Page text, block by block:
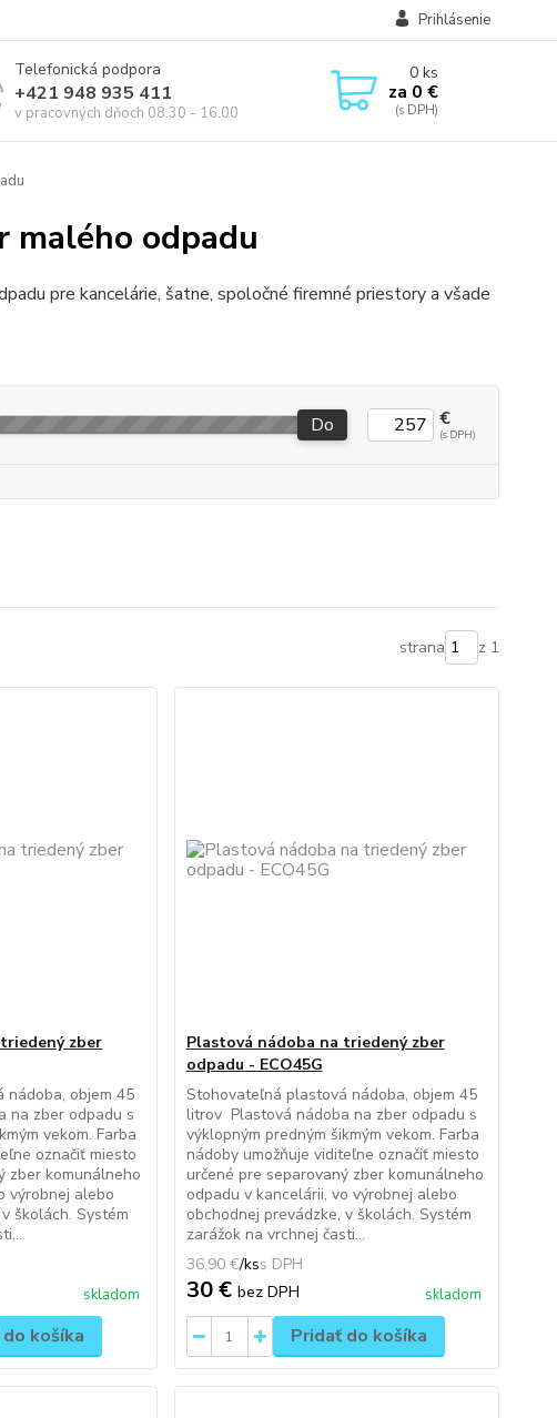
Prihlásenie
Telefonická podpora
+421 948 935 411
v pracovných dňoch 08.30 - 16.00
0ks
za 0 €
malého odpadu
pre kancelárie, šatne, spoločné firemné priestory a všade
Do €
strana z 1
zber
objem 45
na zber odpadu s
vekom. Farba
označiť miesto
zber komunálneho
výrobnej alebo
školách. Systém
skladom
košíka
Plastová nádoba na triedený zber
odpadu - ECO45G
Stohovateľná plastová nádoba, objem 45
litrov Plastová nádoba na zber odpadu s
výklopným predným šikmým vekom. Farba
nádoby umožňuje viditeľne označiť miesto
určené pre separovaný zber komunálneho
odpadu v kancelárii, vo výrobnej alebo
obchodnej prevádzke, v školách. Systém
zarážok na vrchnej časti...
36,90 €/ks
30 € bez DPH skladom
Pridať do košíka